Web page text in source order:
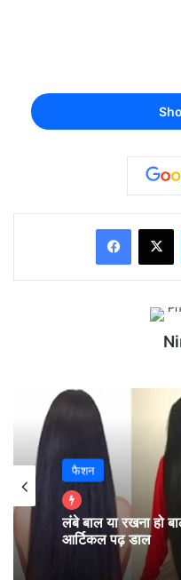
फैशन
लंबे बाल या रखना हो
आर्टिकल पढ़ डाल